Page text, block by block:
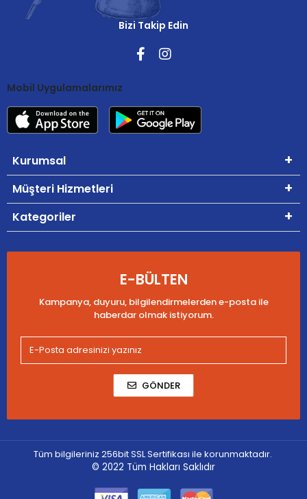
Bizi Takip Edin
Mobil Uygulamalarımız
Kurumsal
Müşteri Hizmetleri
Kategoriler
E-BÜLTEN
Kampanya, duyuru, bilgilendirmelerden e-posta ile
haberdar olmak istiyorum.
GÖNDER
Tüm bilgileriniz 256bit SSL Sertifikası ile korunmaktadır.
© 2022 Tüm Hakları Saklıdır